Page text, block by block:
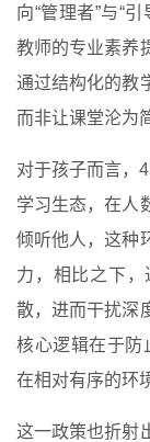
向“管理者”与“
教师的专业素养
通过结构化的教
而非让课堂沦为
对于孩子而言，
学习生态，在人
倾听他人，这种
力，相比之下
散，进而干扰深
核心逻辑在于防
在相对有序的环
这一政策也折射